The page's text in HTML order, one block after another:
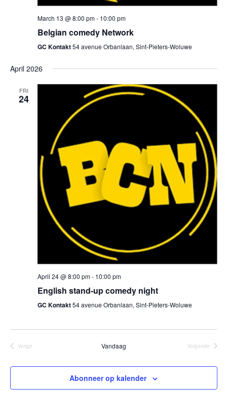
March 13 @ 8:00 pm- 10:00 pm
Belgian comedy Network
GC Kontakt54 avenue Orbanlaan, Sint-Pieters-Woluwe
April 2026
FRI
24
April 24 @ 8:00 pm- 10:00 pm
English stand-up comedy night
GC Kontakt54 avenue Orbanlaan, Sint-Pieters-Woluwe
Vorige
Vandaag
Volgende
Abonneer op kalender